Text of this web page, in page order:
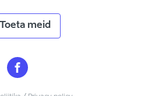
Toeta meid